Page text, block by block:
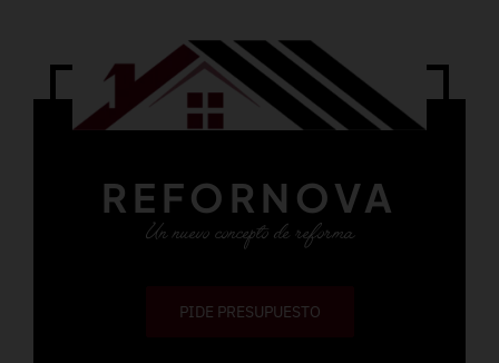
REFORNOVA
Un nuevo concepto de reforma
PIDE PRESUPUESTO